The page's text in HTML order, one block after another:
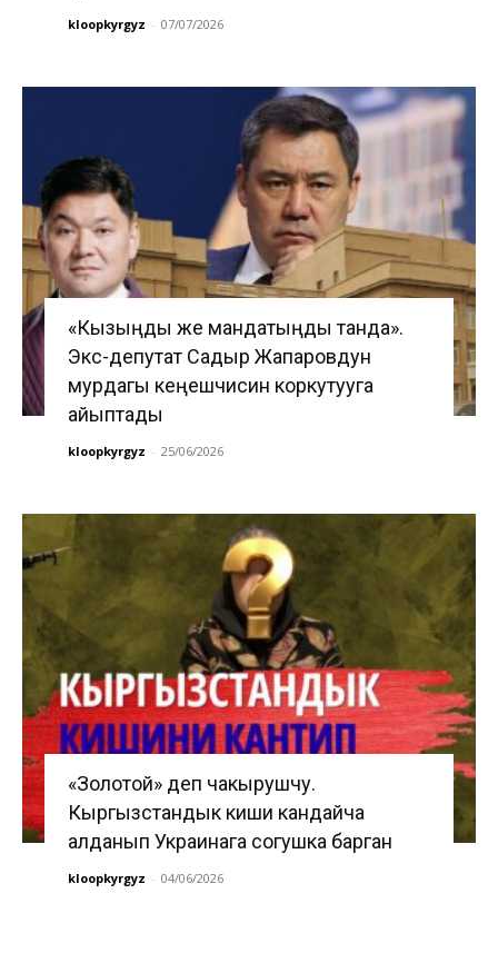
kloopkyrgyz - 07/07/2026
«Кызыңды же мандатыңды танда».
Экс-депутат Садыр Жапаровдун
мурдагы кеңешчисин коркутууга
айыптады
kloopkyrgyz - 25/06/2026
«Золотой» деп чакырушчу.
Кыргызстандык киши кандайча
алданып Украинага согушка барган
kloopkyrgyz - 04/06/2026